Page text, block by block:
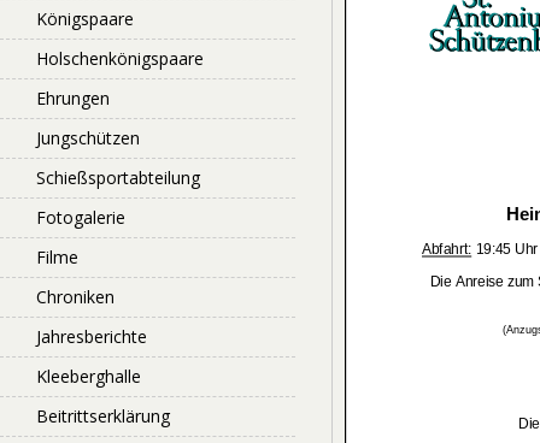
Königspaare
Holschenkönigspaare
Ehrungen
Jungschützen
Schießsportabteilung
Fotogalerie
Filme
Chroniken
Jahresberichte
Kleeberghalle
Beitrittserklärung